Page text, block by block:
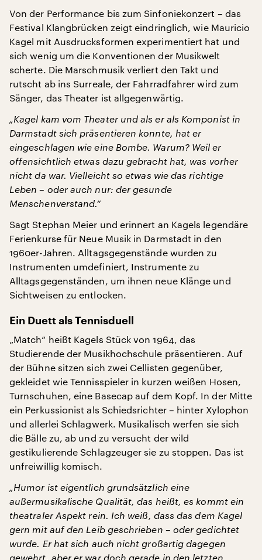
Von der Performance bis zum Sinfoniekonzert – das
Festival Klangbrücken zeigt eindringlich, wie Mauricio
Kagel mit Ausdrucksformen experimentiert hat und
sich wenig um die Konventionen der Musikwelt
scherte. Die Marschmusik verliert den Takt und
rutscht ab ins Surreale, der Fahrradfahrer wird zum
Sänger, das Theater ist allgegenwärtig.
„Kagel kam vom Theater und als er als Komponist in
Darmstadt sich präsentieren konnte, hat er
eingeschlagen wie eine Bombe. Warum? Weil er
offensichtlich etwas dazu gebracht hat, was vorher
nicht da war. Vielleicht so etwas wie das richtige
Leben – oder auch nur: der gesunde
Menschenverstand.“
Sagt Stephan Meier und erinnert an Kagels legendäre
Ferienkurse für Neue Musik in Darmstadt in den
1960er-Jahren. Alltagsgegenstände wurden zu
Instrumenten umdefiniert, Instrumente zu
Alltagsgegenständen, um ihnen neue Klänge und
Sichtweisen zu entlocken.
Ein Duett als Tennisduell
„Match“ heißt Kagels Stück von 1964, das
Studierende der Musikhochschule präsentieren. Auf
der Bühne sitzen sich zwei Cellisten gegenüber,
gekleidet wie Tennisspieler in kurzen weißen Hosen,
Turnschuhen, eine Basecap auf dem Kopf. In der Mitte
ein Perkussionist als Schiedsrichter – hinter Xylophon
und allerlei Schlagwerk. Musikalisch werfen sie sich
die Bälle zu, ab und zu versucht der wild
gestikulierende Schlagzeuger sie zu stoppen. Das ist
unfreiwillig komisch.
„Humor ist eigentlich grundsätzlich eine
außermusikalische Qualität, das heißt, es kommt ein
theatraler Aspekt rein. Ich weiß, dass das dem Kagel
gern mit auf den Leib geschrieben – oder gedichtet
wurde. Er hat sich auch nicht großartig dagegen
gewehrt, aber er war doch gerade in den letzten